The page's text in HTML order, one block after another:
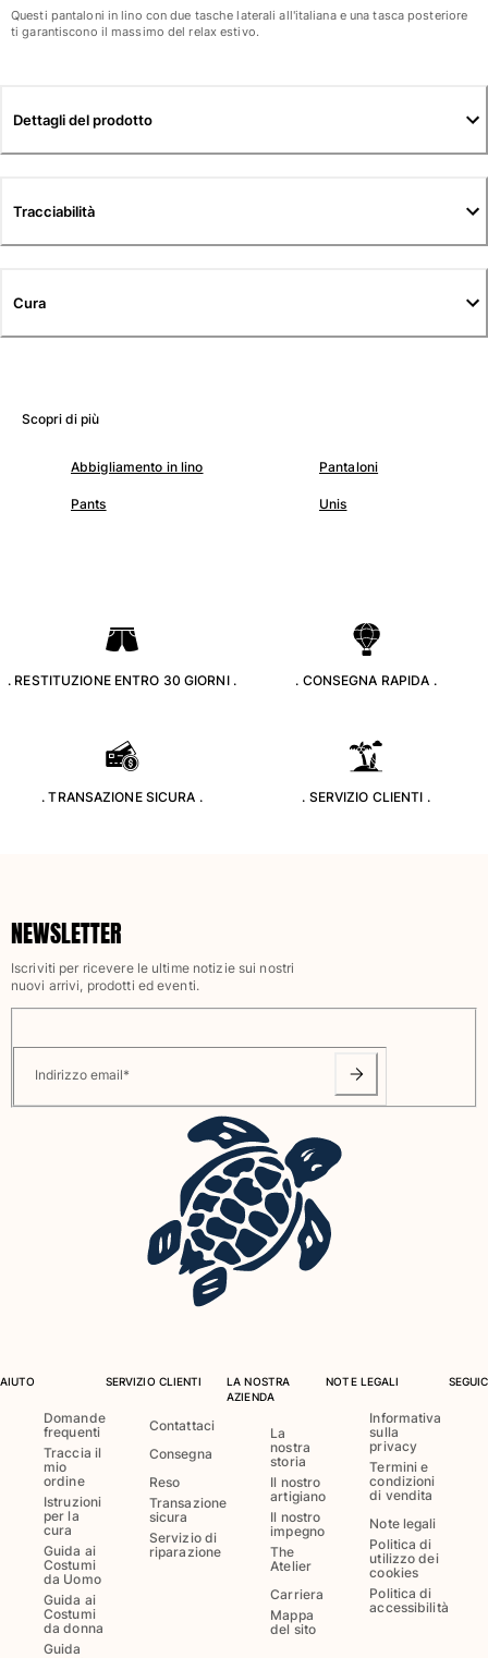
Vedi tutti i Costumi da bagno
Polos
Shorts
Kimonos
Neonato
Classico
Costumi da bagno Ricamati
Rashguard
Costumi da bagno magici
T-shirt
Pantaloni
Camicie
Felpe
Vedi tutti i Abbigliamento
Costumi da bagno
Costumi Interi
Vedi tutti i Costumi da bagno
Abbigliamento
Pantaloncini
Felpe
T-shirt
Vedi tutti i Abbigliamento
Neonato
Questi pantaloni in lino con due tasche laterali all'italiana e una tasca posteriore
ti garantiscono il massimo del relax estivo.
Dettagli del prodotto
Tracciabilità
Cura
Scopri di più
Abbigliamento in lino Pantaloni
Pants Unis
. RESTITUZIONE ENTRO 30 GIORNI . . CONSEGNA RAPIDA .
. TRANSAZIONE SICURA . . SERVIZIO CLIENTI .
NEWSLETTER
Iscriviti per ricevere le ultime notizie sui nostri
nuovi arrivi, prodotti ed eventi.
Indirizzo email*
AIUTO
Domande
frequenti
Traccia il
mio
ordine
Istruzioni
per la
cura
Guida ai
Costumi
da Uomo
Guida ai
Costumi
da donna
Guida
SERVIZIO CLIENTI
Contattaci
Consegna
Reso
Transazione
sicura
Servizio di
riparazione
LA NOSTRA
AZIENDA
La
nostra
storia
Il nostro
artigiano
Il nostro
impegno
The
Atelier
Carriera
Mappa
del sito
NOTE LEGALI
Informativa
sulla
privacy
Termini e
condizioni
di vendita
Note legali
Politica di
utilizzo dei
cookies
Politica di
accessibilità